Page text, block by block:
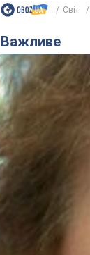
Світ
Важливе